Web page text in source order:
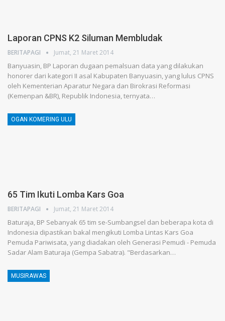
Laporan CPNS K2 Siluman Membludak
BERITAPAGI Jumat, 21 Maret 2014
Banyuasin, BP Laporan dugaan pemalsuan data yang dilakukan
honorer dari kategori II asal Kabupaten Banyuasin, yang lulus CPNS
oleh Kementerian Aparatur Negara dan Birokrasi Reformasi
(Kemenpan &BR), Republik Indonesia, ternyata…
OGAN KOMERING ULU
65 Tim Ikuti Lomba Kars Goa
BERITAPAGI Jumat, 21 Maret 2014
Baturaja, BP Sebanyak 65 tim se-Sumbangsel dan beberapa kota di
Indonesia dipastikan bakal mengikuti Lomba Lintas Kars Goa
Pemuda Pariwisata, yang diadakan oleh Generasi Pemudi - Pemuda
Sadar Alam Baturaja (Gempa Sabatra). "Berdasarkan…
MUSIRAWAS